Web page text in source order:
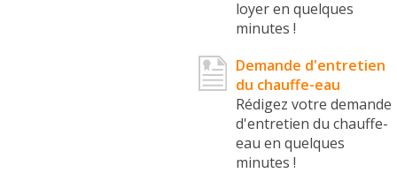
loyer en quelques
minutes !
Demande d'entretien
du chauffe-eau
Rédigez votre demande
d'entretien du chauffe-
eau en quelques
minutes !